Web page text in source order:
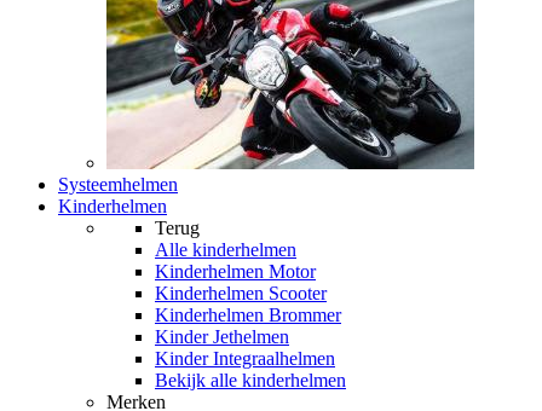
Systeemhelmen
Kinderhelmen
Terug
Alle kinderhelmen
Kinderhelmen Motor
Kinderhelmen Scooter
Kinderhelmen Brommer
Kinder Jethelmen
Kinder Integraalhelmen
Bekijk alle kinderhelmen
Merken